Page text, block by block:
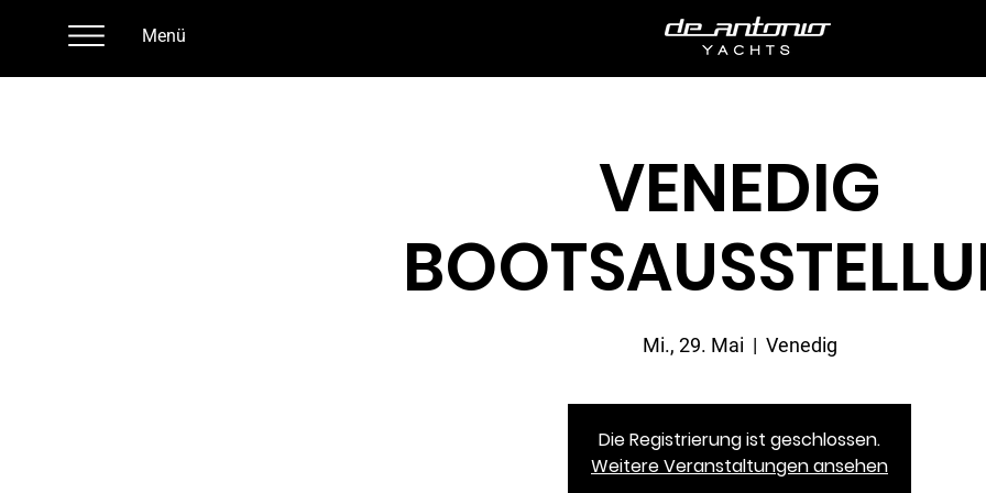
Menü
VENEDIG
Mi., 29. Mai
  |
Venedig
Die Registrierung ist geschlossen.
Weitere Veranstaltungen ansehen